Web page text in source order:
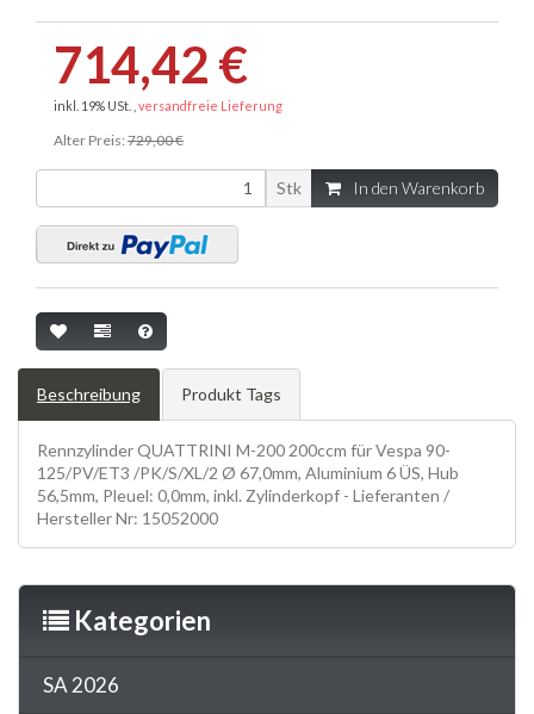
714,42 €
inkl. 19% USt. , versandfreie Lieferung
Alter Preis: 729,00 €
Stk In den Warenkorb
Beschreibung Produkt Tags
Rennzylinder QUATTRINI M-200 200ccm für Vespa 90-
125/PV/ET3 /PK/S/XL/2 Ø 67,0mm, Aluminium 6 ÜS, Hub
56,5mm, Pleuel: 0,0mm, inkl. Zylinderkopf - Lieferanten /
Hersteller Nr: 15052000
Kategorien
SA 2026